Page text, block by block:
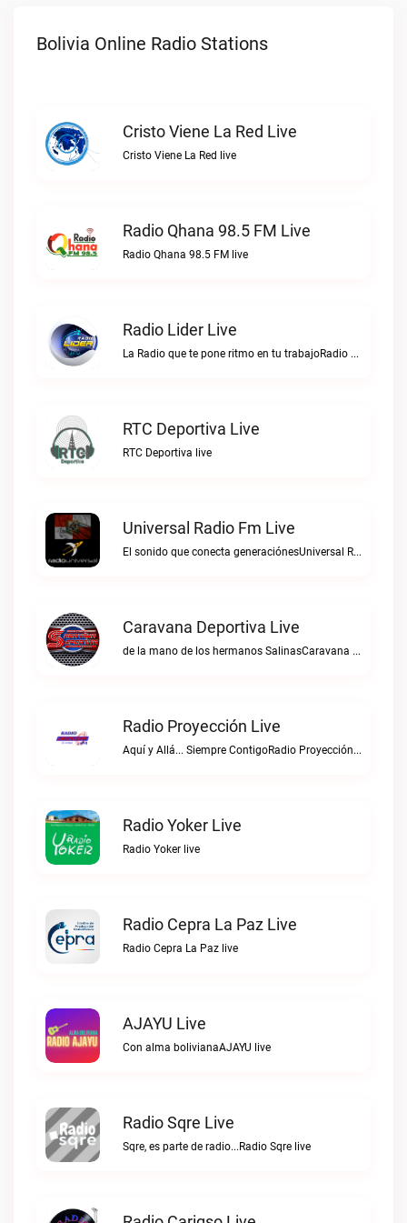
Bolivia Online Radio Stations
Cristo Viene La Red Live
Cristo Viene La Red live
Radio Qhana 98.5 FM Live
Radio Qhana 98.5 FM live
Radio Lider Live
La Radio que te pone ritmo en tu trabajoRadio Lider live
RTC Deportiva Live
RTC Deportiva live
Universal Radio Fm Live
El sonido que conecta generaciónesUniversal Radio Fm live
Caravana Deportiva Live
de la mano de los hermanos SalinasCaravana Deportiva live
Radio Proyección Live
Aquí y Allá... Siempre ContigoRadio Proyección live
Radio Yoker Live
Radio Yoker live
Radio Cepra La Paz Live
Radio Cepra La Paz live
AJAYU Live
Con alma bolivianaAJAYU live
Radio Sqre Live
Sqre, es parte de radio...Radio Sqre live